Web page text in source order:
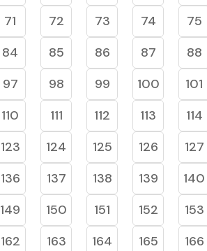
71 72 73 74 75
84 85 86 87 88
97 98 99 100 101
110 111 112 113 114
123 124 125 126 127
136 137 138 139 140
149 150 151 152 153
162 163 164 165 166